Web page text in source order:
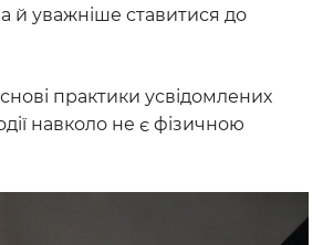
й уважніше ставитися до
практики усвідомлених
навколо не є фізичною